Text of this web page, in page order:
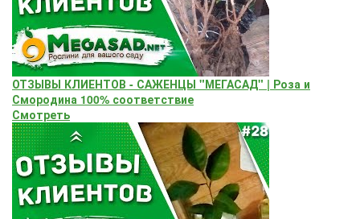
ОТЗЫВЫ КЛИЕНТОВ - САЖЕНЦЫ "МЕГАСАД" | Роза и
Смородина 100% соответствие
Смотреть